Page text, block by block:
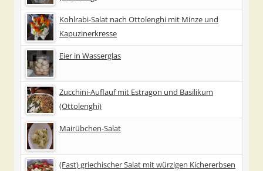
Kohlrabi-Salat nach Ottolenghi mit Minze und
Kapuzinerkresse
Eier in Wasserglas
Zucchini-Auflauf mit Estragon und Basilikum
(Ottolenghi)
Mairübchen-Salat
(Fast) griechischer Salat mit würzigen Kichererbsen